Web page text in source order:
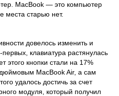
MacBook — это компьютер
места старью нет.
довелось изменить и
клавиатура растянулась
этого кнопки стали на 17%
MacBook Air, а сам
удалось достичь за счет
модуля, который получил